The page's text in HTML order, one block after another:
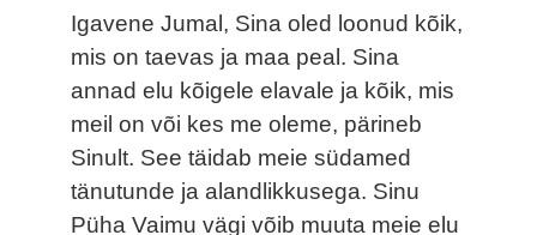
Igavene Jumal, Sina oled loonud kõik,
mis on taevas ja maa peal. Sina
annad elu kõigele elavale ja kõik, mis
meil on või kes me oleme, pärineb
Sinult. See täidab meie südamed
tänutunde ja alandlikkusega. Sinu
Püha Vaimu vägi võib muuta meie elu